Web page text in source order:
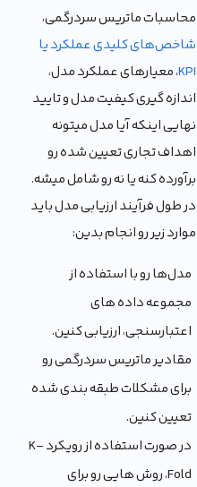
محاسبات ماتریس سردرگمی،
شاخص‌های کلیدی عملکرد یا
KPI، معیارهای عملکرد مدل،
اندازه گیری کیفیت مدل و تایید
نهایی اینکه آیا مدل میتونه
اهداف تجاری تعیین شده رو
برآورده کنه یا نه رو شامل میشه.
در طول فرآیند ارزیابی مدل باید
موارد زیر رو انجام بدین:
مدل‌ها رو با استفاده از
مجموعه داده های
اعتبارسنجی، ارزیابی کنین.
مقادیر ماتریس سردرگمی رو
برای مشکلات طبقه بندی شده
تعیین کنین.
در صورت استفاده از رویکرد K-
Fold، روش هایی رو برای